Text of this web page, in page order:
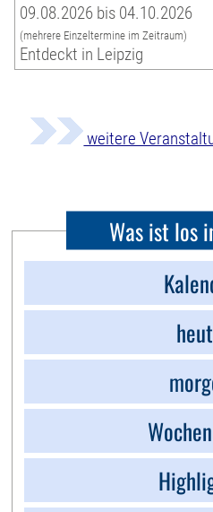
09.08.2026 bis 04.10.2026
(mehrere Einzeltermine im Zeitraum)
Entdeckt in Leipzig
weitere
Was ist los